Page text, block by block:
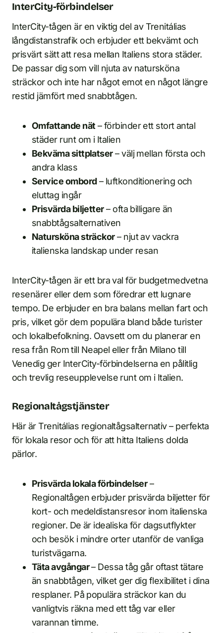
InterCity-förbindelser
InterCity-tågen är en viktig del av Trenitálias
långdistanstrafik och erbjuder ett bekvämt och
prisvärt sätt att resa mellan Italiens stora städer.
De passar dig som vill njuta av natursköna
sträckor och inte har något emot en något längre
restid jämfört med snabbtågen.
Omfattande nät – förbinder ett stort antal
städer runt om i Italien
Bekväma sittplatser– välj mellan första och
andra klass
Service ombord– luftkonditionering och
eluttag ingår
Prisvärda biljetter– ofta billigare än
snabbtågsalternativen
Natursköna sträckor– njut av vackra
italienska landskap under resan
InterCity-tågen är ett bra val för budgetmedvetna
resenärer eller dem som föredrar ett lugnare
tempo. De erbjuder en bra balans mellan fart och
pris, vilket gör dem populära bland både turister
och lokalbefolkning. Oavsett om du planerar en
resa från Rom till Neapel eller från Milano till
Venedig ger InterCity-förbindelserna en pålitlig
och trevlig reseupplevelse runt om i Italien.
Regionaltågstjänster
Här är Trenitálias regionaltågsalternativ – perfekta
för lokala resor och för att hitta Italiens dolda
pärlor.
Prisvärda lokala förbindelser–
Regionaltågen erbjuder prisvärda biljetter för
kort- och medeldistansresor inom italienska
regioner. De är idealiska för dagsutflykter
och besök i mindre orter utanför de vanliga
turistvägarna.
Täta avgångar– Dessa tåg går oftast tätare
än snabbtågen, vilket ger dig flexibilitet i dina
resplaner. På populära sträckor kan du
vanligtvis räkna med ett tåg var eller
varannan timme.